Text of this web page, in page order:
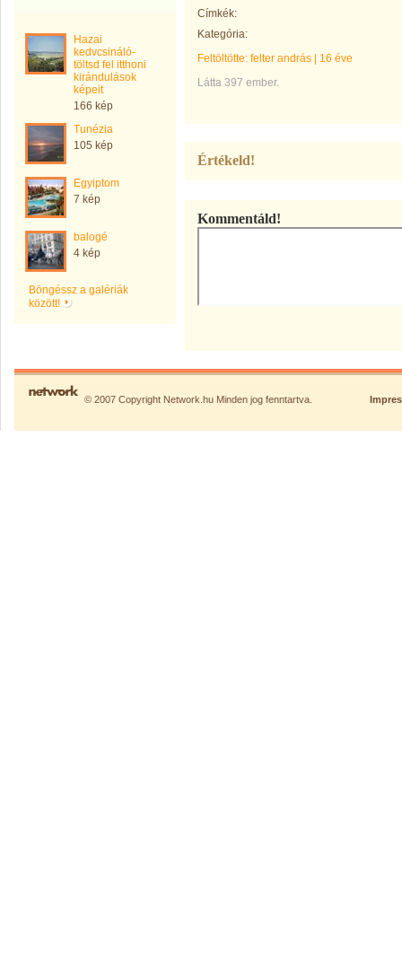
Hazai
kedvcsináló-
töltsd fel itthoni
kirándulások
képeit
166 kép
Tunézia
105 kép
Egyiptom
7 kép
balogé
4 kép
Böngéssz a galériák
között!
Címkék:
Kategória:
Feltöltötte: felter andrás
16 éve
Látta 397 ember.
Értékeld!
Kommentáld!
© 2007 Copyright Network.hu Minden jog fenntartva.